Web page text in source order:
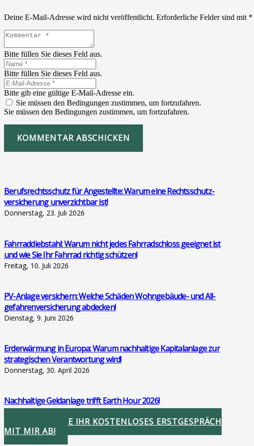
Deine E-Mail-Adresse wird nicht veröffentlicht. Erforderliche Felder sind mit *
Bitte füllen Sie dieses Feld aus.
Bitte füllen Sie dieses Feld aus.
Bitte gib eine gültige E-Mail-Adresse ein.
Sie müssen den Bedingungen zustimmen, um fortzufahren.
Sie müssen den Bedingungen zustimmen, um fortzufahren.
KOMMENTAR ABSCHICKEN
Berufs­rechts­schutz für Ange­stell­te: War­um eine Rechts­schutz­
ver­si­che­rung unver­zicht­bar ist!
Donnerstag, 23. Juli 2026
Fahr­rad­dieb­stahl: War­um nicht jedes Fahr­rad­schloss geeig­net ist
und wie Sie Ihr Fahr­rad rich­tig schüt­zen!
Freitag, 10. Juli 2026
PV-Anla­ge ver­si­chern: Wel­che Schä­den Wohn­ge­bäu­de- und All­
ge­fah­ren­ver­si­che­rung abde­cken!
Dienstag, 9. Juni 2026
Erd­er­wär­mung in Euro­pa: War­um nach­hal­ti­ge Kapi­tal­an­la­ge zur
stra­te­gi­schen Ver­ant­wor­tung wird!
Donnerstag, 30. April 2026
Nach­hal­ti­ge Geld­an­la­ge trifft Earth Hour 2026!
STIMMEN SIE IHR KOSTENLOSES ERSTGESPRÄCH
MIT MIR AB!